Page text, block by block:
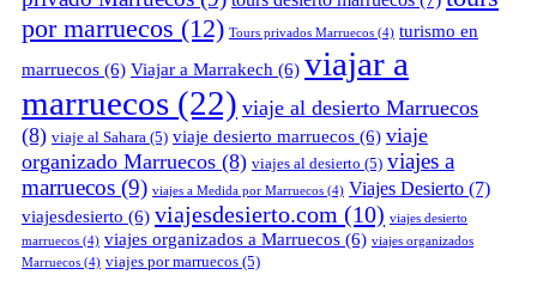
por marruecos (12) Tours privados Marruecos (4) turismo en
marruecos (6) Viajar a Marrakech (6) viajar a
marruecos (22) viaje al desierto Marruecos
(8) viaje al Sahara (5) viaje desierto marruecos (6) viaje
organizado Marruecos (8) viajes al desierto (5) viajes a
marruecos (9) viajes a Medida por Marruecos (4) Viajes Desierto (7)
viajesdesierto (6) viajesdesierto.com (10) viajes desierto
marruecos (4) viajes organizados a Marruecos (6) viajes organizados
Marruecos (4) viajes por marruecos (5)